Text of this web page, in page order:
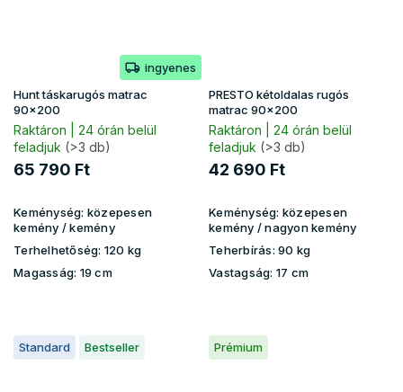
ingyenes
Hunt táskarugós matrac
90x200
Raktáron | 24 órán belül
feladjuk (>3 db)
65 790 Ft
Keménység: közepesen
kemény / kemény
Terhelhetőség: 120 kg
Magasság: 19 cm
PRESTO kétoldalas rugós
matrac 90x200
Raktáron | 24 órán belül
feladjuk (>3 db)
42 690 Ft
Keménység: közepesen
kemény / nagyon kemény
Teherbírás: 90 kg
Vastagság: 17 cm
Standard Bestseller Prémium